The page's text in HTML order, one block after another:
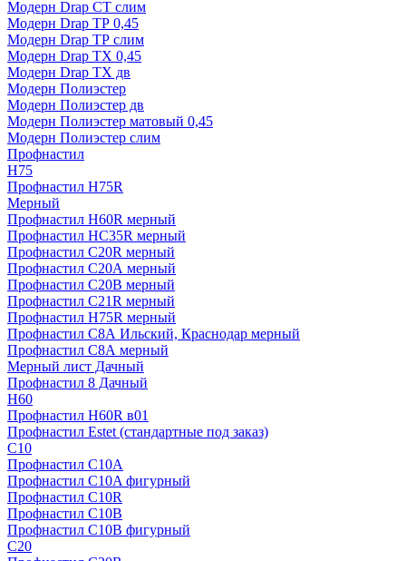
Модерн Drap СТ слим
Модерн Drap ТР 0,45
Модерн Drap ТР слим
Модерн Drap ТХ 0,45
Модерн Drap ТХ дв
Модерн Полиэстер
Модерн Полиэстер дв
Модерн Полиэстер матовый 0,45
Модерн Полиэстер слим
Профнастил
H75
Профнастил H75R
Мерный
Профнастил H60R мерный
Профнастил HC35R мерный
Профнастил С20R мерный
Профнастил С20А мерный
Профнастил С20В мерный
Профнастил С21R мерный
Профнастил Н75R мерный
Профнастил С8А Ильский, Краснодар мерный
Профнастил С8А мерный
Мерный лист Дачный
Профнастил 8 Дачный
Н60
Профнастил H60R в01
Профнастил Estet (стандартные под заказ)
C10
Профнастил С10A
Профнастил С10A фигурный
Профнастил С10R
Профнастил С10В
Профнастил С10В фигурный
C20